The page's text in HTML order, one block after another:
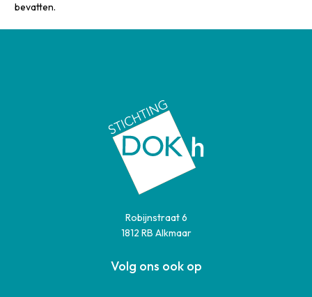
bevatten.
Robijnstraat 6
1812 RB Alkmaar
Volg ons ook op